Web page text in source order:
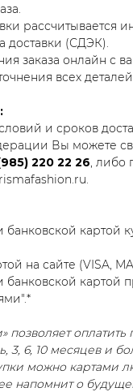
рассчитывается
доставки (СДЭК).
заказа онлайн с
всех
и сроков
Вы можете
220 22 26, либо
.
картой
на сайте (VISA,
картой
позволяет оплатить
3, 6, 10 месяцев и
можно картами
напомнит о